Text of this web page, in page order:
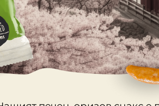
МАРКИЗИТЕ
КАКИНО ТАНЕ
КРУДЕЛИ
СУШЕНИ ПЛОДОВЕ
ЯДКИ
ПАРТНЬОРИ